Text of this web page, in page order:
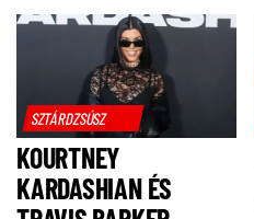
SZTÁRDZSÚSZ
KOURTNEY
KARDASHIAN ÉS